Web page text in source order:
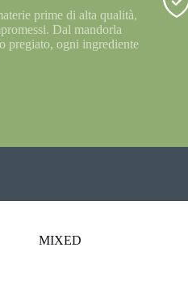
prime di alta qualità,
Dal mandorla
pregiato, ogni ingrediente
MIXED